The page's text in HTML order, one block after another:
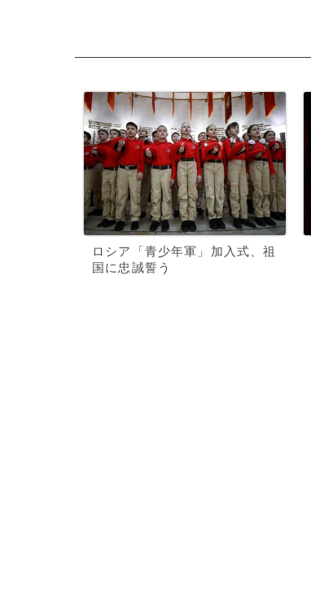
ロシア「青少年軍」加入式、祖
国に忠誠誓う